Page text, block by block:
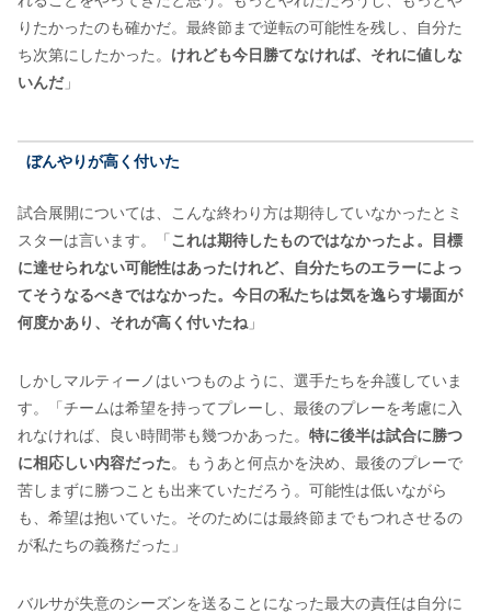
りたかったのも確かだ。最終節まで逆転の可能性を残し、自分た
ち次第にしたかった。 けれども今日勝てなければ、それに値しな
いんだ」
ぼんやりが高く付いた
試合展開については、こんな終わり方は期待していなかったとミ
スターは言います。「 これは期待したものではなかったよ。目標
に達せられない可能性はあったけれど、自分たちのエラーによっ
てそうなるべきではなかった。今日の私たちは気を逸らす場面が
何度かあり、それが高く付いたね 」
しかしマルティーノはいつものように、選手たちを弁護していま
す。「チームは希望を持ってプレーし、最後のプレーを考慮に入
れなければ、良い時間帯も幾つかあった。 特に後半は試合に勝つ
に相応しい内容だった。もうあと何点かを決め、最後のプレーで
苦しまずに勝つことも出来ていただろう。可能性は低いながら
も、希望は抱いていた。そのためには最終節までもつれさせるの
が私たちの義務だった」
バルサが失意のシーズンを送ることになった最大の責任は自分に